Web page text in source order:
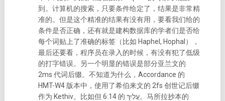
到。计算机的搜索，只要条件给定了，结果是非常精
准的。但是这个精准的结果有没有用，要看我们给的
条件是否正确，还有就是建构数据库的学者们是否给
每个词贴上了准确的标签（比如 Haphel, Hophal），
最后还要看，程序员在录入的时候，有没有犯了低级
的打字错误。
另一个明显的错误是部分亚兰文的
2ms 代词后缀。不知道为什么，Accordance 的
HMT-W4 版本中，使用了希伯来文的 2fs 创世记后缀
作为 Kethiv。比如但 6:14 的 עֲלַיִךְ。马所拉抄本的